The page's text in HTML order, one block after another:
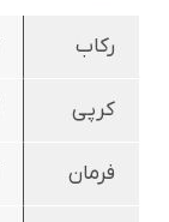
رکاب
کرپی
فرمان